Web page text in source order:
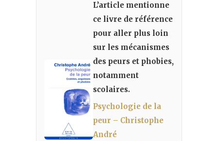
L’article mentionne
ce livre de référence
pour aller plus loin
sur les mécanismes
des peurs et phobies,
notamment
scolaires.
Psychologie de la
peur – Christophe
André